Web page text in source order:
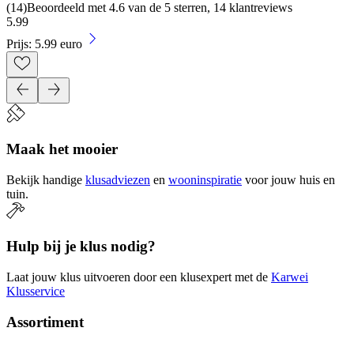
(14)Beoordeeld met 4.6 van de 5 sterren, 14 klantreviews
5.99
Prijs: 5.99 euro
Maak het mooier
Bekijk handige klusadviezen en wooninspiratie voor jouw huis en
tuin.
Hulp bij je klus nodig?
Laat jouw klus uitvoeren door een klusexpert met de Karwei
Klusservice
Assortiment